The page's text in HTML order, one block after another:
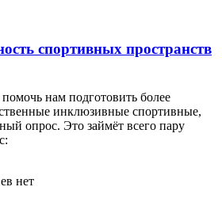
спортивных пространств
нам подготовить более
инклюзивные спортивные,
опрос. Это займёт всего пару
нет